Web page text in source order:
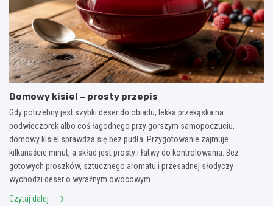
Domowy kisiel – prosty przepis
Gdy potrzebny jest szybki deser do obiadu, lekka przekąska na
podwieczorek albo coś łagodnego przy gorszym samopoczuciu,
domowy kisiel sprawdza się bez pudła. Przygotowanie zajmuje
kilkanaście minut, a skład jest prosty i łatwy do kontrolowania. Bez
gotowych proszków, sztucznego aromatu i przesadnej słodyczy
wychodzi deser o wyraźnym owocowym…
Czytaj dalej